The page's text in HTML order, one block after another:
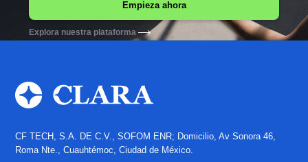
Explora nuestra plataforma
CF TECH, S.A. DE C.V., SOFOM ENR; Domicilio, Av Sonora 46,
Roma Nte., Cuauhtémoc, Ciudad de México.